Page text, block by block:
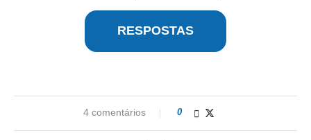
RESPOSTAS
4 comentários 0